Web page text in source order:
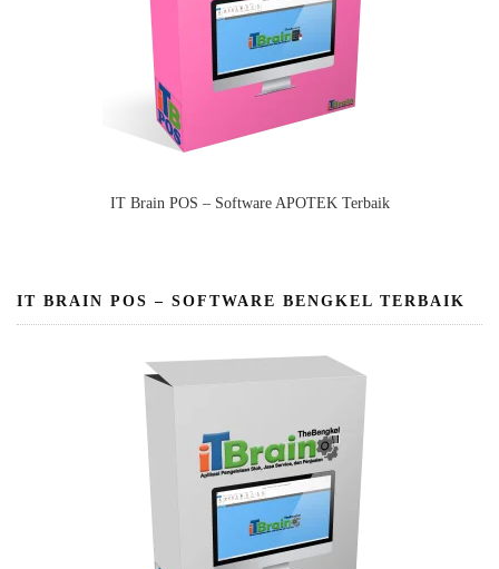
IT Brain POS – Software APOTEK Terbaik
IT BRAIN POS – SOFTWARE BENGKEL TERBAIK